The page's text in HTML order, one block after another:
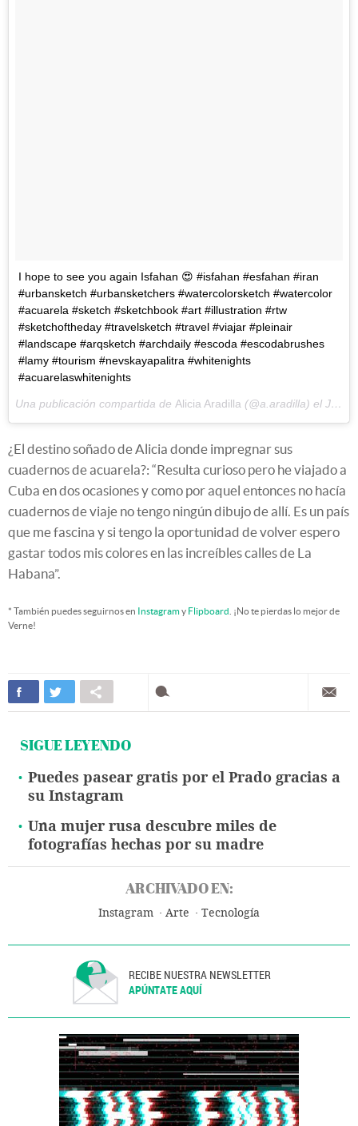
I hope to see you again Isfahan 😍 #isfahan #esfahan #iran
#urbansketch #urbansketchers #watercolorsketch #watercolor
#acuarela #sketch #sketchbook #art #illustration #rtw
#sketchoftheday #travelsketch #travel #viajar #pleinair
#landscape #arqsketch #archdaily #escoda #escodabrushes
#lamy #tourism #nevskayapalitra #whitenights
#acuarelaswhitenights
Una publicación compartida de Alicia Aradilla (@a.aradilla) el Jun 11, 2017 at 4:02 PDT
¿El destino soñado de Alicia donde impregnar sus
cuadernos de acuarela?: “Resulta curioso pero he viajado a
Cuba en dos ocasiones y como por aquel entonces no hacía
cuadernos de viaje no tengo ningún dibujo de allí. Es un país
que me fascina y si tengo la oportunidad de volver espero
gastar todos mis colores en las increíbles calles de La
Habana”.
* También puedes seguirnos en Instagramy Flipboard . ¡No te pierdas lo mejor de
Verne!
SIGUE LEYENDO
Puedes pasear gratis por el Prado gracias a
su Instagram
Una mujer rusa descubre miles de
fotografías hechas por su madre
ARCHIVADO EN:
Instagram Arte Tecnología
RECIBE NUESTRA NEWSLETTER
APÚNTATE AQUÍ